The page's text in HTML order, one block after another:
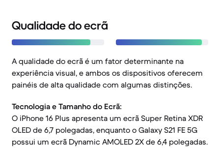
Qualidade do ecrã
A qualidade do ecrã é um fator determinante na
experiência visual, e ambos os dispositivos oferecem
painéis de alta qualidade com algumas distinções.
Tecnologia e Tamanho do Ecrã:
O iPhone 16 Plus apresenta um ecrã Super Retina XDR
OLED de 6,7 polegadas, enquanto o Galaxy S21 FE 5G
possui um ecrã Dynamic AMOLED 2X de 6,4 polegadas.